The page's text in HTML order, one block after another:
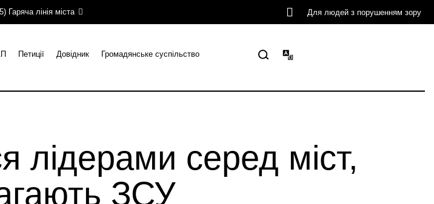
Гаряча лінія міста Для людей з порушенням зору
Петиції Довідник Громадянське суспільство
лідерами серед міст,
ЗСУ